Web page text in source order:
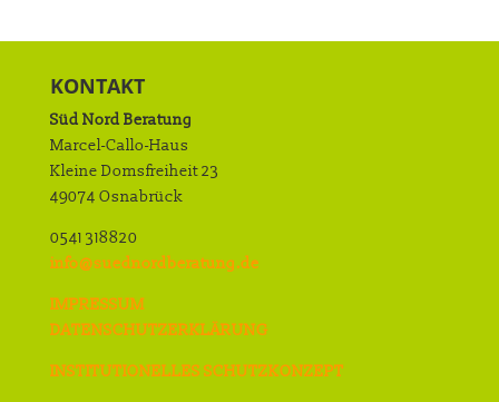
KONTAKT
Süd Nord Beratung
Marcel-Callo-Haus
Kleine Domsfreiheit 23
49074 Osnabrück
0541 318820
info@suednordberatung.de
IMPRESSUM
DATENSCHUTZERKLÄRUNG
INSTITUTIONELLES SCHUTZKONZEPT